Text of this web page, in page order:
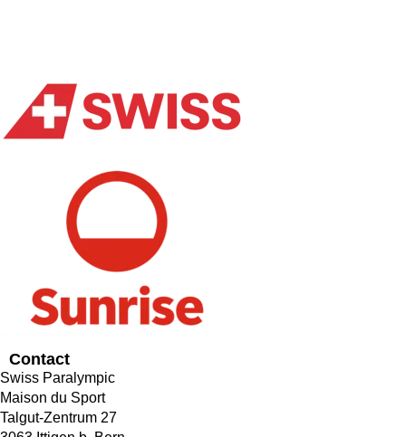
Contact
Swiss Paralympic
Maison du Sport
Talgut-Zentrum 27